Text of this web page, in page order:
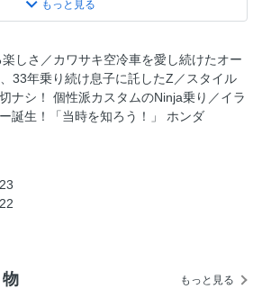
Z系スタイル
を楽しむ ブルーサンダースのエンジン
チャンバー
活大作戦！ 32年の時を経て復活させる!!
慢
しさ／カワサキ空冷車を愛し続けたオー
33年乗り続け息子に託したZ／スタイル
ナシ！ 個性派カスタムのNinja乗り／イラ
誕生！「当時を知ろう！」 ホンダ
もっと見る